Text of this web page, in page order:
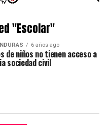
"Escolar"
6 años ago
de niños no tienen acceso a
sociedad civil